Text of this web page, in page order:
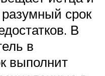
срок
В
в
выполнит